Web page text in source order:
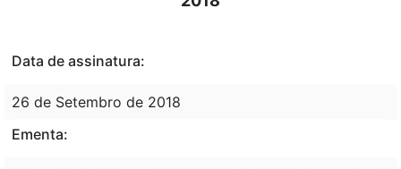
Data de assinatura:
26 de Setembro de 2018
Ementa: